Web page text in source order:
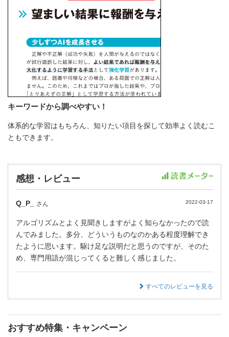
キーワードから調べやすい！
体系的な学習はもちろん、知りたい項目を探して効率よく読むこ
ともできます。
感想・レビュー
Q_P_ さん 2022-03-17
アルゴリズムとよく見聞きしますがよく知らなかったので読
んでみました。多分、どういうものなのかある程度理解でき
たように思います。駆け足な説明だと思うのですが、そのた
め、専門用語が混じってくると難しく感じました。
すべてのレビューを見る
おすすめ特集・キャンペーン